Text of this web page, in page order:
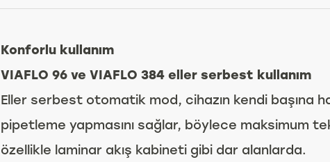
Konforlu kullanım
VIAFLO 96 ve VIAFLO 384 eller serbest kullanım
Eller serbest otomatik mod, cihazın kendi başına
pipetleme yapmasını sağlar, böylece maksimum
özellikle laminar akış kabineti gibi dar alanlarda.